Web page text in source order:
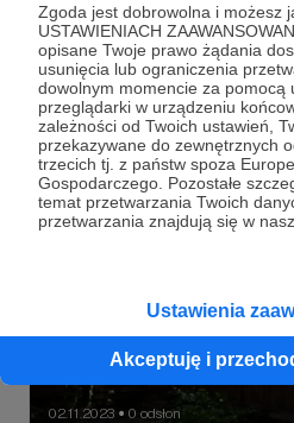
Zgoda jest dobrowolna i możesz
USTAWIENIACH
opisane Twoje prawo żądania
usunięcia lub ograniczenia
dowolnym momencie za pomocą
przeglądarki w urządzeniu
zależności od Twoich ustawień,
przekazywane do zewnętrznych
trzecich tj. z państw spoza
Gospodarczego. Pozostałe
temat przetwarzania Twoich
przetwarzania znajdują się w
Ustawienia
Akceptuję i
03.11.2023 ● 2 odsłon
little owls hip hop jam
02.11.2023 ● 0 odsłon